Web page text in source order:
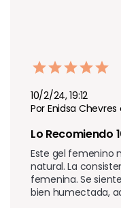
10/2/24, 19:12
Por Enidsa
Lo Recomiendo
Este gel femenino
natural. La
femenina. Se
bien humectada,